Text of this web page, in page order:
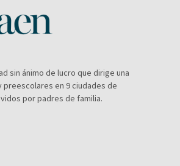
sin ánimo de lucro que dirige una
en 9 ciudades de
por padres de familia.